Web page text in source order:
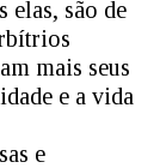
elas, são de
mais seus
e a vida
e